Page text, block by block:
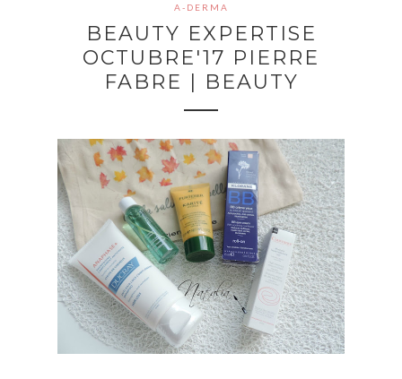
A-DERMA
BEAUTY EXPERTISE
OCTUBRE'17 PIERRE
FABRE | BEAUTY